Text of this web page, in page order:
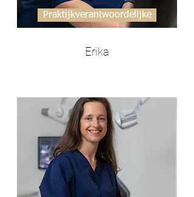
Praktijkverantwoordelijke
Erika